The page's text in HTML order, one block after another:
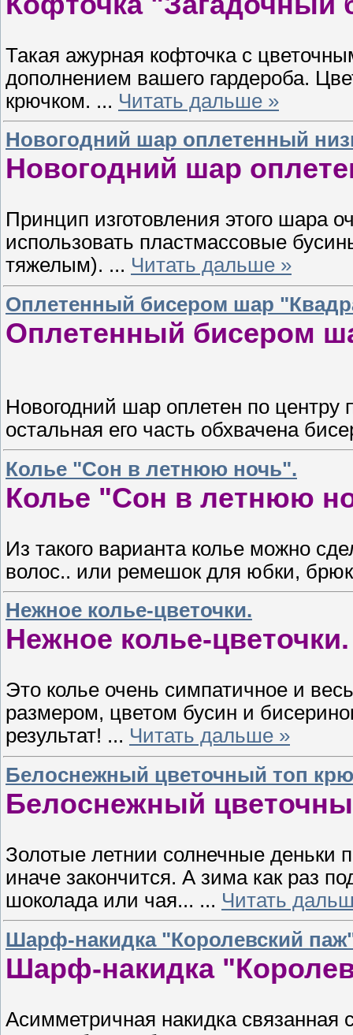
Такая ажурная кофточка с
дополнением вашего гардероба.
крючком. ... Читать дальше »
Новогодний шар оплетенный
Новогодний шар
Принцип изготовления этого шара
использовать пластмассовые
тяжелым). ... Читать дальше »
Оплетенный бисером шар
Оплетенный бисером
Новогодний шар оплетен по центру
остальная его часть обхвачена
Колье "Сон в летнюю ночь".
Колье "Сон в летнюю
Из такого варианта колье можно
волос.. или ремешок для юбки,
Нежное колье-цветочки.
Нежное колье-цветочки.
Это колье очень симпатичное и
размером, цветом бусин и
результат! ... Читать дальше »
Белоснежный цветочный топ
Белоснежный
Золотые летнии солнечные деньки
иначе закончится. А зима как раз
шоколада или чая... ... Читать
Шарф-накидка "Королевский
Шарф-накидка
Асимметричная накидка связанная